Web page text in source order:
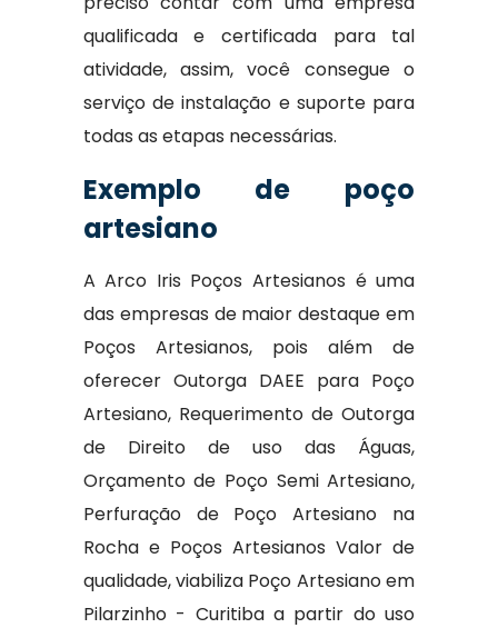
qualificada e certificada para tal
atividade, assim, você consegue o
serviço de instalação e suporte para
todas as etapas necessárias.
Exemplo de poço
artesiano
A Arco Iris Poços Artesianos é uma
das empresas de maior destaque em
Poços Artesianos, pois além de
oferecer Outorga DAEE para Poço
Artesiano, Requerimento de Outorga
de Direito de uso das Águas,
Orçamento de Poço Semi Artesiano,
Perfuração de Poço Artesiano na
Rocha e Poços Artesianos Valor de
qualidade, viabiliza Poço Artesiano em
Pilarzinho - Curitiba a partir do uso